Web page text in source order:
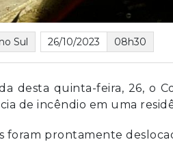
Sul 26/10/2023 08h30
desta quinta-feira, 26, o
de incêndio em uma
foram prontamente